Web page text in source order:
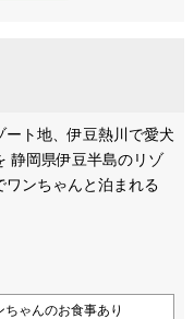
ート地、伊豆熱川で愛犬
静岡県伊豆半島のリゾ
ワンちゃんと泊まれる
ちゃんのお食事あり